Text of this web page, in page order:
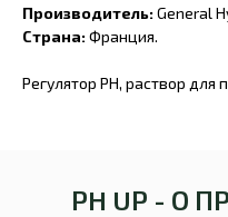
Производитель:General
Страна:Франция.
Регулятор PH, раствор для
PH UP - О